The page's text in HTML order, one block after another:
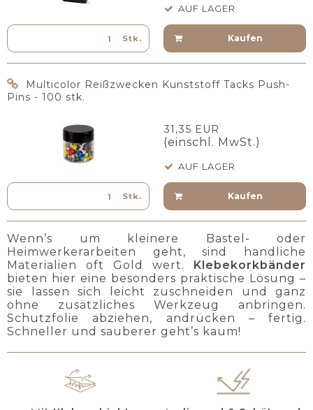
AUF LAGER
Stk. Kaufen
Multicolor Reißzwecken Kunststoff Tacks Push-
Pins - 100 stk.
31,35 EUR
(einschl. MwSt.)
AUF LAGER
Stk. Kaufen
Wenn’s um kleinere Bastel- oder
Heimwerkerarbeiten geht, sind handliche
Materialien oft Gold wert. Klebekorkbänder
bieten hier eine besonders praktische Lösung –
sie lassen sich leicht zuschneiden und ganz
ohne zusätzliches Werkzeug anbringen.
Schutzfolie abziehen, andrücken – fertig.
Schneller und sauberer geht’s kaum!